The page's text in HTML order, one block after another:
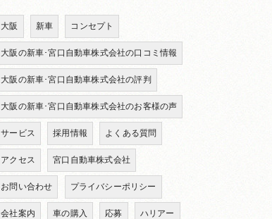
大阪 新車 コンセプト
大阪の新車･宮口自動車株式会社の口コミ情報
大阪の新車･宮口自動車株式会社の評判
大阪の新車･宮口自動車株式会社のお客様の声
サービス 採用情報 よくある質問
アクセス 宮口自動車株式会社
お問い合わせ プライバシーポリシー
会社案内 車の購入 応募 ハリアー